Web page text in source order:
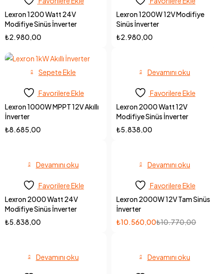
Lexron 1200 Watt 24V
Modifiye Sinüs İnverter
₺2.980,00
Lexron 1200W 12V Modifiye
Sinüs İnverter
₺2.980,00
Sepete Ekle
Favorilere Ekle
Lexron 1000W MPPT 12V Akıllı
İnverter
₺8.685,00
Devamını oku
Favorilere Ekle
Lexron 2000 Watt 12V
Modifiye Sinüs İnverter
₺5.838,00
Devamını oku
Favorilere Ekle
Lexron 2000 Watt 24V
Modifiye Sinüs İnverter
₺5.838,00
Devamını oku
Favorilere Ekle
Lexron 2000W 12V Tam Sinüs
İnverter
₺10.770,00
₺10.560,00
Devamını oku Devamını oku